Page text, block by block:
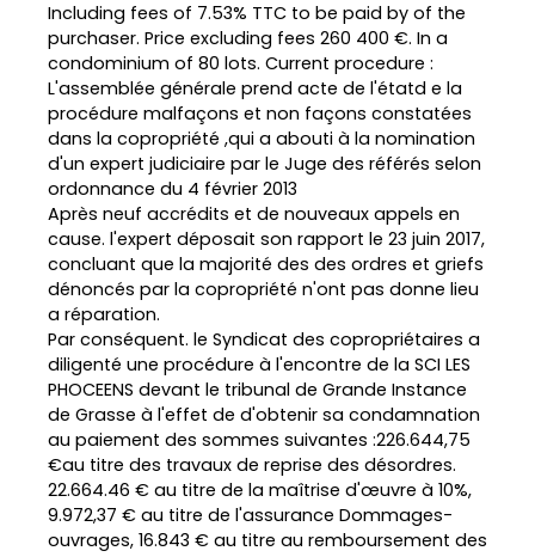
Including fees of 7.53% TTC to be paid by of the
purchaser. Price excluding fees 260 400 €. In a
condominium of 80 lots. Current procedure :
L'assemblée générale prend acte de l'étatd e la
procédure malfaçons et non façons constatées
dans la copropriété ,qui a abouti à la nomination
d'un expert judiciaire par le Juge des référés selon
ordonnance du 4 février 2013
Après neuf accrédits et de nouveaux appels en
cause. l'expert déposait son rapport le 23 juin 2017,
concluant que la majorité des des ordres et griefs
dénoncés par la copropriété n'ont pas donne lieu
a réparation.
Par conséquent. le Syndicat des copropriétaires a
diligenté une procédure à l'encontre de la SCI LES
PHOCEENS devant le tribunal de Grande Instance
de Grasse à l'effet de d'obtenir sa condamnation
au paiement des sommes suivantes :226.644,75
€au titre des travaux de reprise des désordres.
22.664.46 € au titre de la maîtrise d'œuvre à 10%,
9.972,37 € au titre de l'assurance Dommages-
ouvrages, 16.843 € au titre au remboursement des